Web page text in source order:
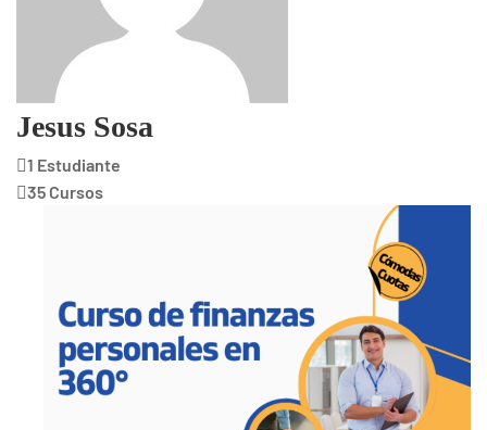
Jesus Sosa
1 Estudiante
35 Cursos